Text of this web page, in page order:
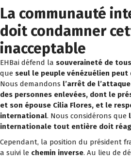
La communauté
doit condamner
inacceptable
EHBai défend la souveraineté de
que seul le peuple vénézuélien peut
Nous demandons l’arrêt de
des personnes enlevées, dont le
et son épouse Cilia Flores, et le
international. Nous considérons que
internationale tout entière doit
Cependant, la position du président
a suivi le chemin inverse. Au lieu de